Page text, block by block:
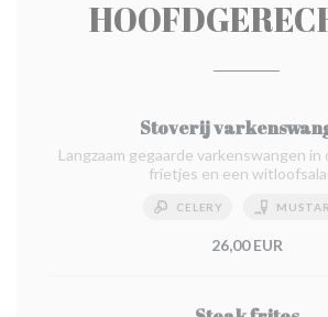
Stoverij
Langzaam gegaarde varkenswangen in
frietjes en een
CELERY
26,00 EUR